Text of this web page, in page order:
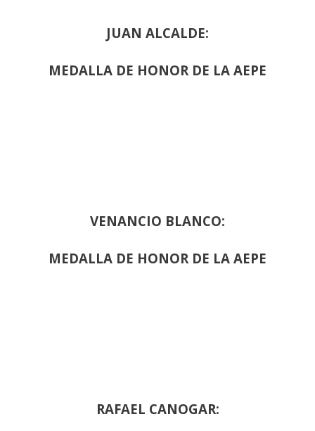
JUAN ALCALDE:
MEDALLA DE HONOR DE LA AEPE
VENANCIO BLANCO:
MEDALLA DE HONOR DE LA AEPE
RAFAEL CANOGAR: